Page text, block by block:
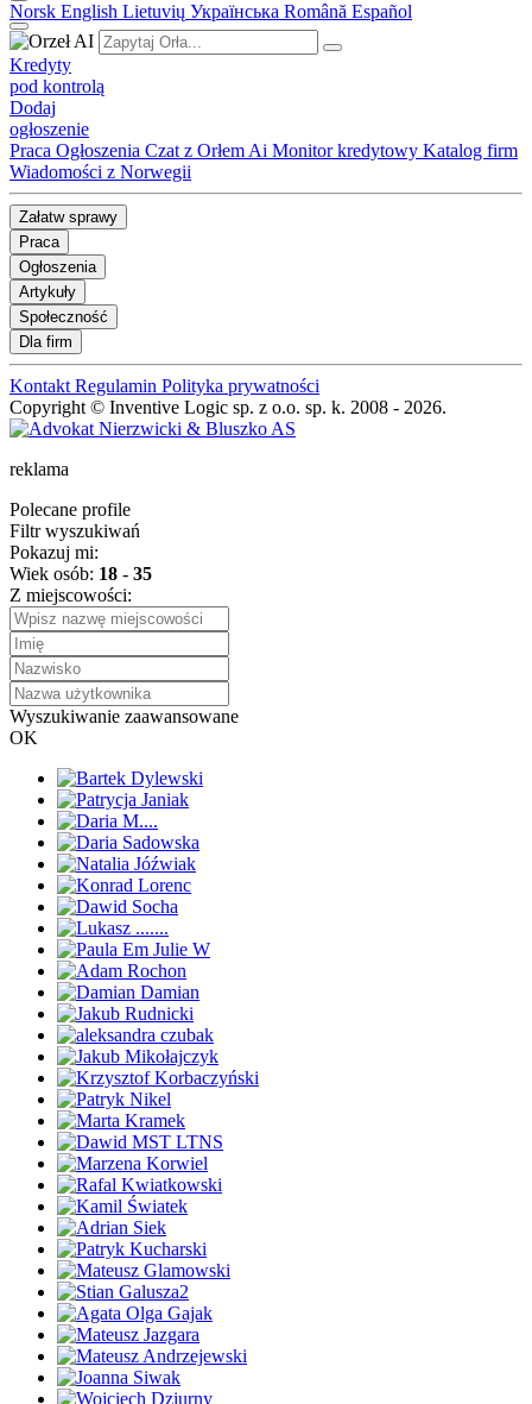
Norsk English Lietuvių Українська Română Español
Kredyty
pod kontrolą
Dodaj
ogłoszenie
Praca Ogłoszenia Czat z Orłem Ai Monitor kredytowy Katalog firm
Wiadomości z Norwegii
Załatw sprawy
Praca
Ogłoszenia
Artykuły
Społeczność
Dla firm
Kontakt Regulamin Polityka prywatności
Copyright © Inventive Logic sp. z o.o. sp. k. 2008 - 2026.
reklama
Polecane profile
Filtr wyszukiwań
Pokazuj mi:
Wiek osób: 18 - 35
Z miejscowości:
Wyszukiwanie zaawansowane
OK